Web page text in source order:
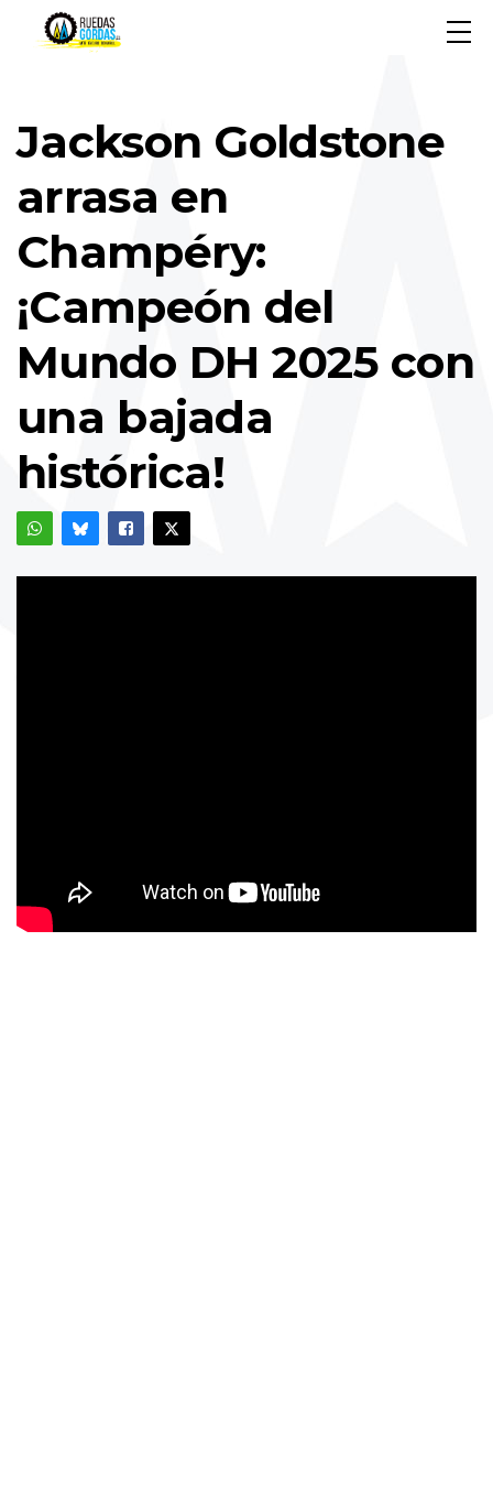
Jackson Goldstone
arrasa en
Champéry:
¡Campeón del
Mundo DH 2025 con
una bajada
histórica!